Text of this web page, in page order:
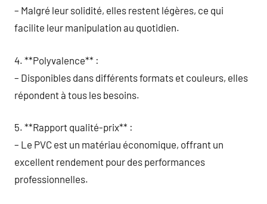
– Malgré leur solidité, elles restent légères, ce qui
facilite leur manipulation au quotidien.
4. **Polyvalence** :
– Disponibles dans différents formats et couleurs, elles
répondent à tous les besoins.
5. **Rapport qualité-prix** :
– Le PVC est un matériau économique, offrant un
excellent rendement pour des performances
professionnelles.